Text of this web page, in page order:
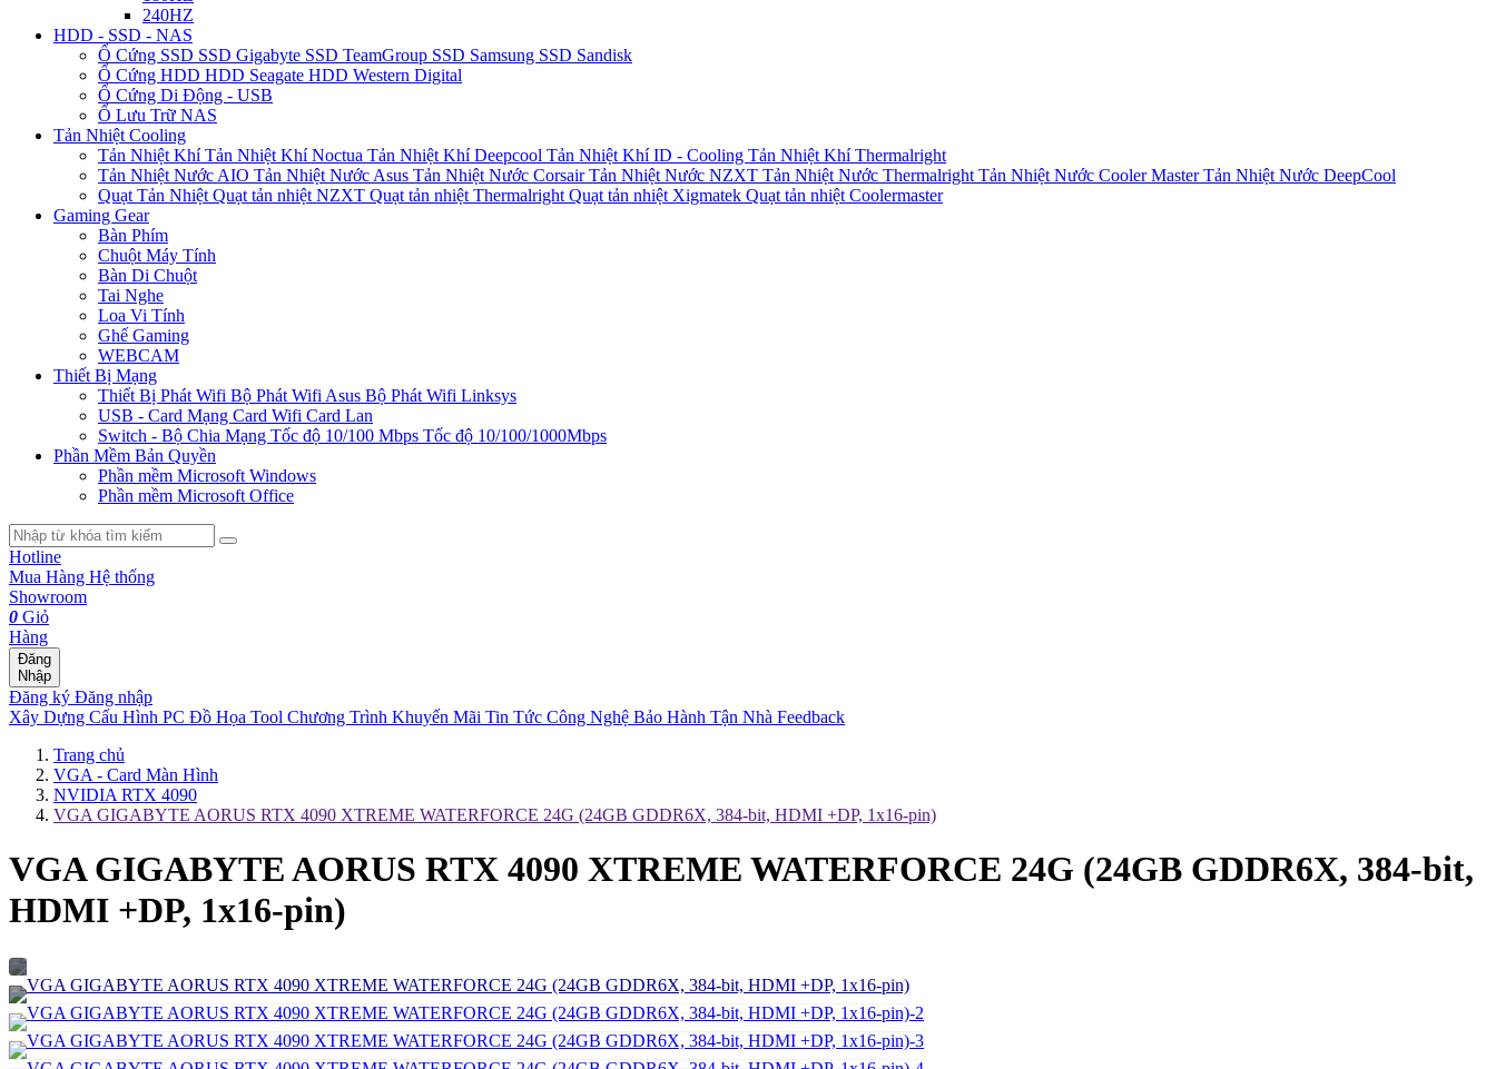
240HZ
HDD - SSD - NAS
Ổ Cứng SSD SSD Gigabyte SSD TeamGroup SSD Samsung SSD Sandisk
Ổ Cứng HDD HDD Seagate HDD Western Digital
Ổ Cứng Di Động - USB
Ổ Lưu Trữ NAS
Tản Nhiệt Cooling
Tản Nhiệt KhíTản Nhiệt Khí Noctua Tản Nhiệt Khí Deepcool Tản Nhiệt Khí ID - Cooling Tản Nhiệt Khí Thermalright
Tản Nhiệt Nước AIO Tản Nhiệt Nước Asus Tản Nhiệt Nước CorsairTản Nhiệt Nước NZXT Tản Nhiệt Nước Thermalright Tản Nhiệt Nước Cooler MasterTản Nhiệt Nước DeepCool
Quạt Tản Nhiệt Quạt tản nhiệt NZXT Quạt tản nhiệt Thermalright Quạt tản nhiệt Xigmatek Quạt tản nhiệt Coolermaster
Gaming Gear
Bàn Phím
Chuột Máy Tính
Bàn Di Chuột
Tai Nghe
Loa Vi Tính
Ghế Gaming
WEBCAM
Thiết Bị Mạng
Thiết Bị Phát Wifi Bộ Phát Wifi Asus Bộ Phát Wifi Linksys
USB - Card Mạng Card Wifi Card Lan
Switch - Bộ Chia Mạng Tốc độ 10/100 Mbps Tốc độ 10/100/1000Mbps
Phần Mềm Bản Quyền
Phần mềm Microsoft Windows
Phần mềm Microsoft Office
Hotline
Mua Hàng Hệ thống
Showroom
0 Giỏ
Hàng
Đăng
Nhập
Đăng ký Đăng nhập
Xây Dựng Cấu Hình PC Đồ Họa Tool Chương Trình Khuyến Mãi Tin Tức Công Nghệ Bảo Hành Tận Nhà Feedback
Trang chủ
VGA - Card Màn Hình
NVIDIA RTX 4090
VGA GIGABYTE AORUS RTX 4090 XTREME WATERFORCE 24G (24GB GDDR6X, 384-bit, HDMI +DP, 1x16-pin)
VGA GIGABYTE AORUS RTX 4090 XTREME WATERFORCE 24G (24GB GDDR6X, 384-bit,
HDMI +DP, 1x16-pin)